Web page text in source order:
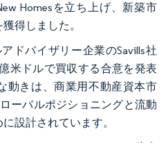
Homesを立ち上げ、新築市
得しました。
ドバイザリー企業のSavills社
米ドルで買収する合意を発表
動きは、商業用不動産資本市
ーバルポジショニングと流動
設計されています。